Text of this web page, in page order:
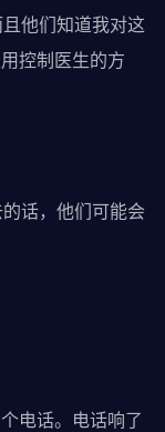
他们知道我对这
控制医生的方
话，他们可能会
电话。电话响了